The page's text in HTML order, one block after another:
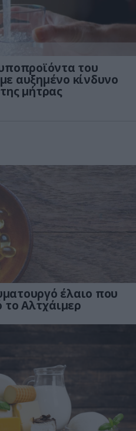
του
αυξημένο κίνδυνο
μήτρας
έλαιο που
Αλτχάιμερ